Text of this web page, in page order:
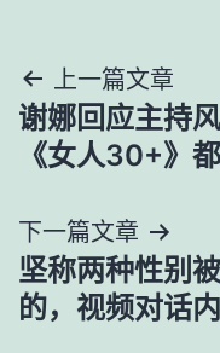
文
章
航
上一篇文章
谢娜回应主持
《女人30+》
下一篇文章
坚称两种性别
的，视频对话